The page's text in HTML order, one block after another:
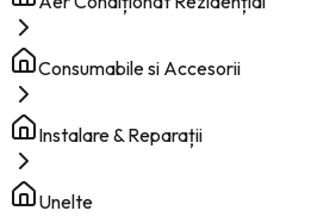
Consumabile si Accesorii
Instalare & Reparații
Unelte